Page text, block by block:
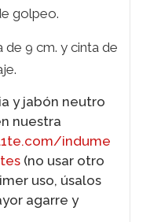
golpeo.
de 9 cm. y cinta de
y jabón neutro
nuestra
indume
(no usar otro
uso, úsalos
agarre y